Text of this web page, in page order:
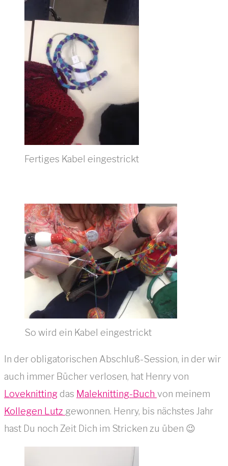
Fertiges Kabel eingestrickt
So wird ein Kabel eingestrickt
In der obligatorischen Abschluß-Session, in der wir
auch immer Bücher verlosen, hat Henry von
Loveknitting das Maleknitting-Buch von meinem
Kollegen Lutz gewonnen. Henry, bis nächstes Jahr
hast Du noch Zeit Dich im Stricken zu üben 😉